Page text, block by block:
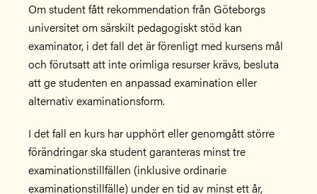
Om student fått rekommendation från Göteborgs
universitet om särskilt pedagogiskt stöd kan
examinator, i det fall det är förenligt med kursens mål
och förutsatt att inte orimliga resurser krävs, besluta
att ge studenten en anpassad examination eller
alternativ examinationsform.
I det fall en kurs har upphört eller genomgått större
förändringar ska student garanteras minst tre
examinationstillfällen (inklusive ordinarie
examinationstillfälle) under en tid av minst ett år,